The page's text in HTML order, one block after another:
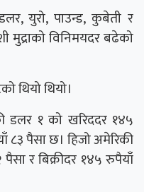
युरो, पाउन्ड, कुबेती र
मुद्राको विनिमयदर बढेको
थियो थियो।
डलर १ को खरिददर १४५
८३ पैसा छ। हिजो अमेरिकी
र बिक्रीदर १४५ रुपैयाँ